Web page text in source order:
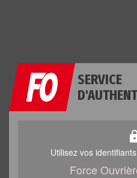
SERVICE
Utilisez vos
Force